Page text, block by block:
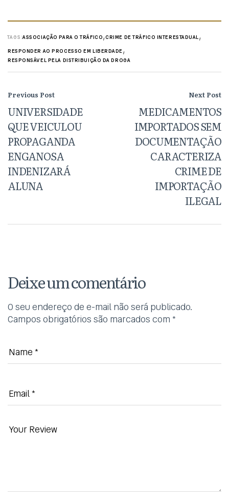
TAGS:ASSOCIAÇÃO PARA O TRÁFICO,CRIME DE TRÁFICO INTERESTADUAL,
RESPONDER AO PROCESSO EM LIBERDADE,
RESPONSÁVEL PELA DISTRIBUIÇÃO DA DROGA
Previous Post
UNIVERSIDADE
QUE VEICULOU
PROPAGANDA
ENGANOSA
INDENIZARÁ
ALUNA
Next Post
MEDICAMENTOS
IMPORTADOS SEM
DOCUMENTAÇÃO
CARACTERIZA
CRIME DE
IMPORTAÇÃO
ILEGAL
Deixe um comentário
O seu endereço de e-mail não será publicado.
Campos obrigatórios são marcados com *